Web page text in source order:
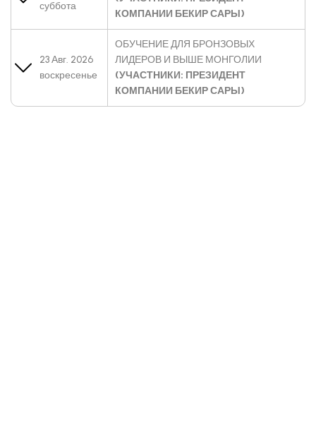
суббота
КОМПАНИИ БЕКИР САРЫ)
23 Авг. 2026
воскресенье
ОБУЧЕНИЕ ДЛЯ БРОНЗОВЫХ
ЛИДЕРОВ И ВЫШЕ МОНГОЛИИ
(УЧАСТНИКИ: ПРЕЗИДЕНТ
КОМПАНИИ БЕКИР САРЫ)